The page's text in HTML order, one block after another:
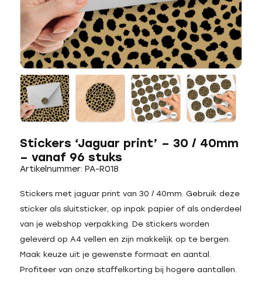
Stickers ‘Jaguar print’ – 30 / 40mm
– vanaf 96 stuks
Artikelnummer: PA-R018
Stickers met jaguar print van 30 / 40mm. Gebruik deze
sticker als sluitsticker, op inpak papier of als onderdeel
van je webshop verpakking. De stickers worden
geleverd op A4 vellen en zijn makkelijk op te bergen.
Maak keuze uit je gewenste formaat en aantal.
Profiteer van onze staffelkorting bij hogere aantallen.